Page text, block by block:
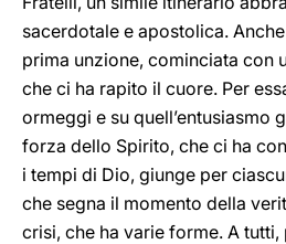
sacerdotale e apostolica.
prima unzione, cominciata con
che ci ha rapito il cuore. Per
ormeggi e su quell’entusiasmo
forza dello Spirito, che ci ha
i tempi di Dio, giunge per
che segna il momento della
crisi, che ha varie forme. A